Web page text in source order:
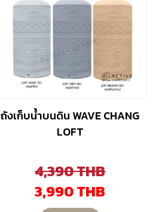
ถังเก็บน้ำบนดิน WAVE CHANG
LOFT
4,390THB
3,990THB